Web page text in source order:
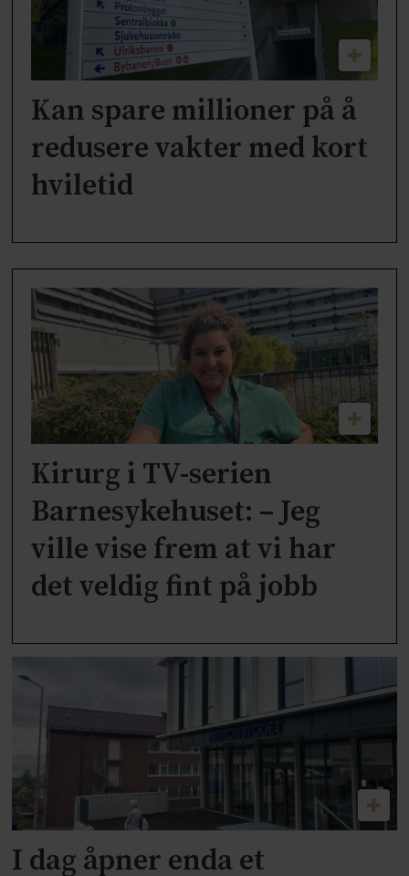
Kan spare millioner på å
redusere vakter med kort
hviletid
Kirurg i TV-serien
Barnesykehuset: – Jeg
ville vise frem at vi har
det veldig fint på jobb
I dag åpner enda et